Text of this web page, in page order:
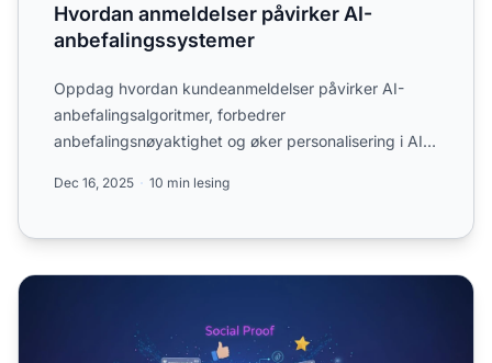
Hvordan anmeldelser påvirker AI-
anbefalingssystemer
Oppdag hvordan kundeanmeldelser påvirker AI-
anbefalingsalgoritmer, forbedrer
anbefalingsnøyaktighet og øker personalisering i AI-
Dec 16, 2025 10 min lesing
Sosialt bevis-aggregasjon